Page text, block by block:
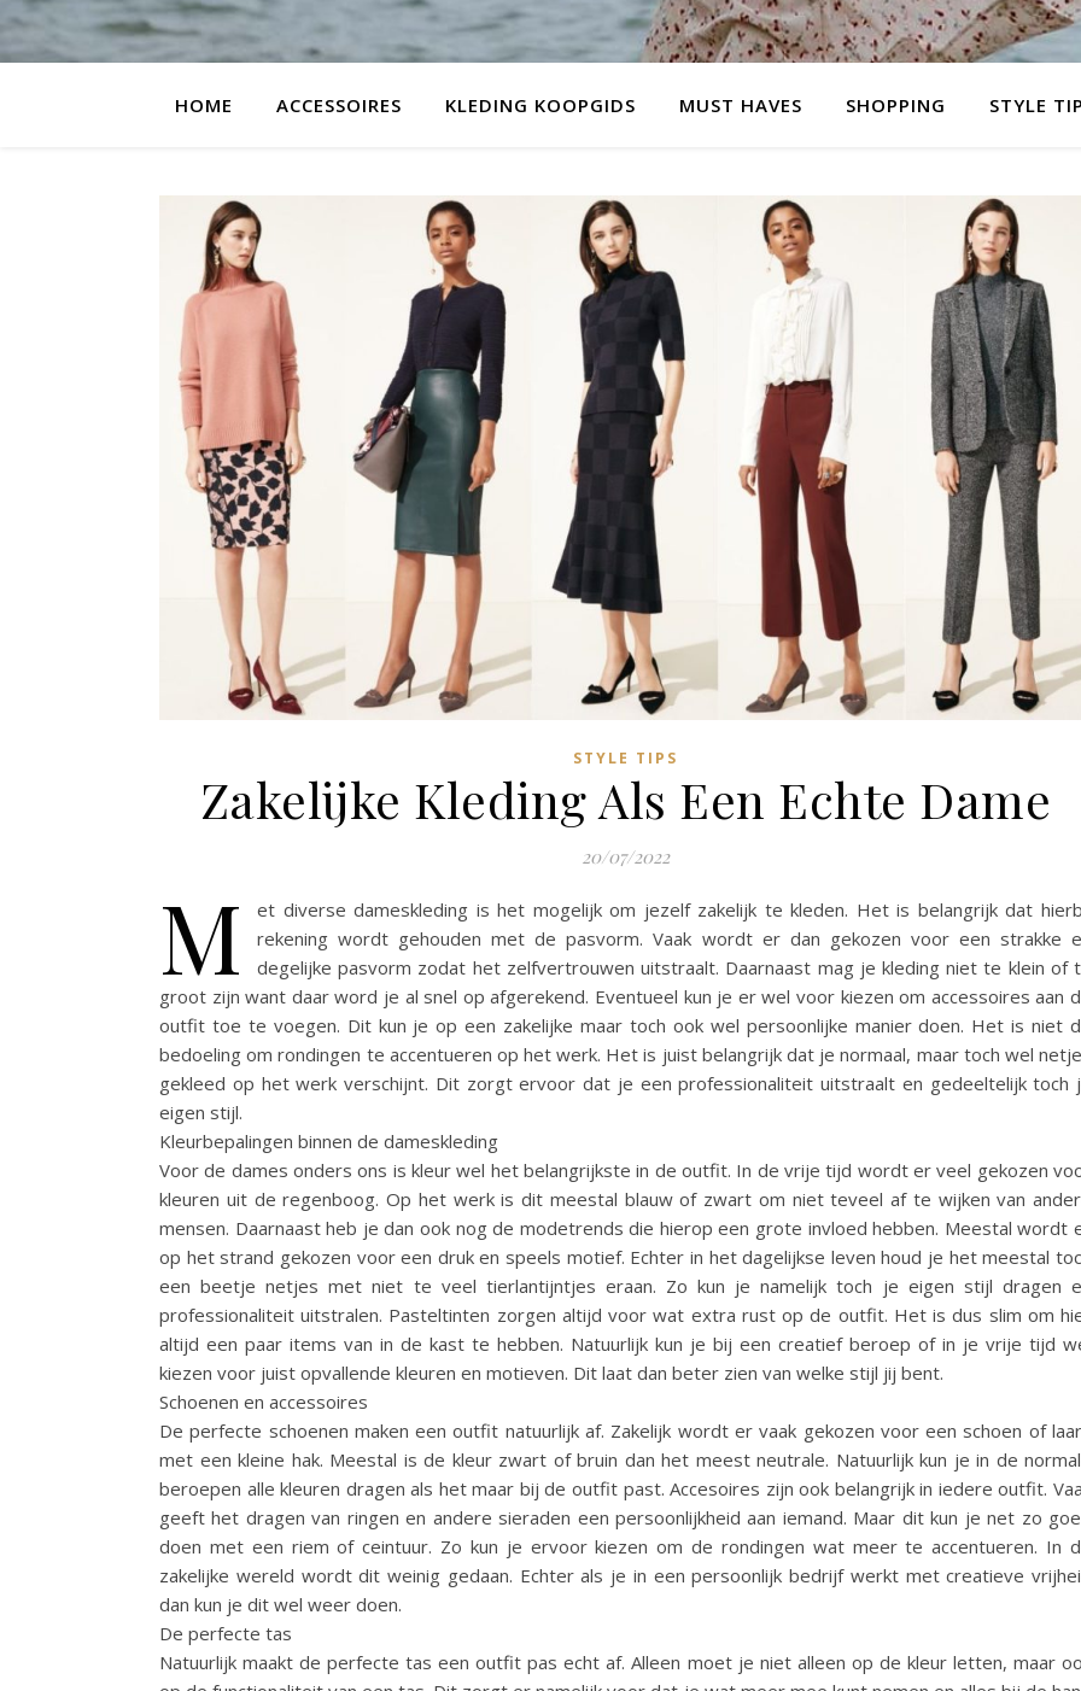
HOME ACCESSOIRES KLEDING KOOPGIDS MUST HAVES SHOPPING STYLE
STYLE TIPS
Zakelijke Kleding Als Een Echte Dame
20/07/2022
M
et diverse dameskleding is het mogelijk om jezelf zakelijk te kleden. Het is belangrijk dat
rekening wordt gehouden met de pasvorm. Vaak wordt er dan gekozen voor een strakke
degelijke pasvorm zodat het zelfvertrouwen uitstraalt. Daarnaast mag je kleding niet te klein of
groot zijn want daar word je al snel op afgerekend. Eventueel kun je er wel voor kiezen om accessoires aan
outfit toe te voegen. Dit kun je op een zakelijke maar toch ook wel persoonlijke manier doen. Het is niet
bedoeling om rondingen te accentueren op het werk. Het is juist belangrijk dat je normaal, maar toch wel
gekleed op het werk verschijnt. Dit zorgt ervoor dat je een professionaliteit uitstraalt en gedeeltelijk toch
eigen stijl.
Kleurbepalingen binnen de dameskleding
Voor de dames onders ons is kleur wel het belangrijkste in de outfit. In de vrije tijd wordt er veel gekozen
kleuren uit de regenboog. Op het werk is dit meestal blauw of zwart om niet teveel af te wijken van
mensen. Daarnaast heb je dan ook nog de modetrends die hierop een grote invloed hebben. Meestal wordt
op het strand gekozen voor een druk en speels motief. Echter in het dagelijkse leven houd je het meestal
een beetje netjes met niet te veel tierlantijntjes eraan. Zo kun je namelijk toch je eigen stijl dragen
professionaliteit uitstralen. Pasteltinten zorgen altijd voor wat extra rust op de outfit. Het is dus slim om
altijd een paar items van in de kast te hebben. Natuurlijk kun je bij een creatief beroep of in je vrije tijd
kiezen voor juist opvallende kleuren en motieven. Dit laat dan beter zien van welke stijl jij bent.
Schoenen en accessoires
De perfecte schoenen maken een outfit natuurlijk af. Zakelijk wordt er vaak gekozen voor een schoen of
met een kleine hak. Meestal is de kleur zwart of bruin dan het meest neutrale. Natuurlijk kun je in de
beroepen alle kleuren dragen als het maar bij de outfit past. Accesoires zijn ook belangrijk in iedere outfit.
geeft het dragen van ringen en andere sieraden een persoonlijkheid aan iemand. Maar dit kun je net zo
doen met een riem of ceintuur. Zo kun je ervoor kiezen om de rondingen wat meer te accentueren. In
zakelijke wereld wordt dit weinig gedaan. Echter als je in een persoonlijk bedrijf werkt met creatieve
dan kun je dit wel weer doen.
De perfecte tas
Natuurlijk maakt de perfecte tas een outfit pas echt af. Alleen moet je niet alleen op de kleur letten, maar